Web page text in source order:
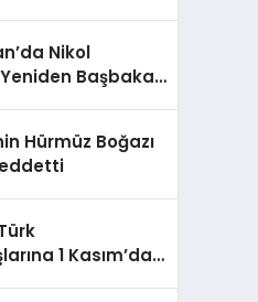
Nikol
Başbakan
Hürmüz Boğazı
1 Kasım’dan